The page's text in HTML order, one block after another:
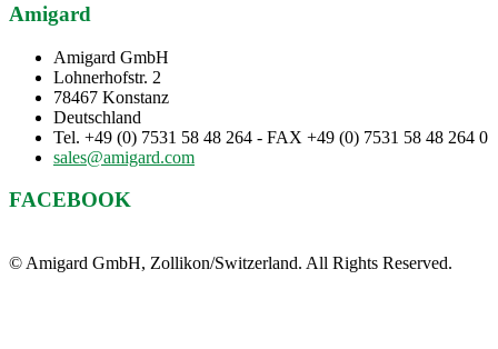
Amigard
Amigard GmbH
Lohnerhofstr. 2
78467 Konstanz
Deutschland
Tel. +49 (0) 7531 58 48 264 - FAX +49 (0) 7531 58 48 264 0
sales@amigard.com
FACEBOOK
© Amigard GmbH, Zollikon/Switzerland. All Rights Reserved.